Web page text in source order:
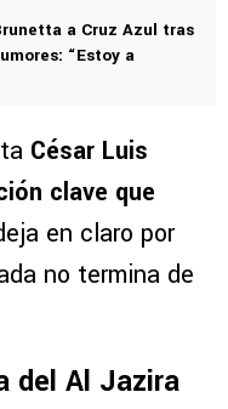
a Cruz Azul tras
“Estoy a
César Luis
clave que
en claro por
no termina de
del Al Jazira